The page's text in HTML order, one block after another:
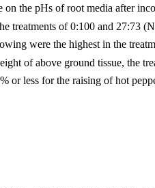
on the pHs of root media after
treatments of 0:100 and 27:73
were the highest in the
of above ground tissue, the
or less for the raising of hot